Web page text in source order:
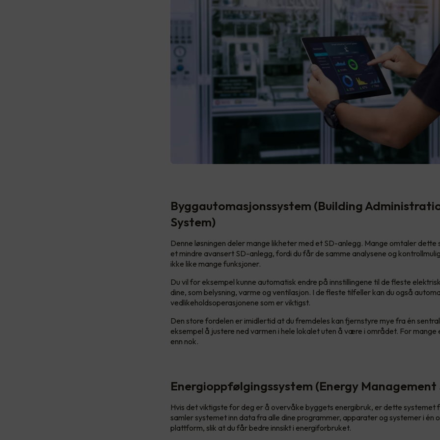
Byggautomasjonssystem (Building
System)
Denne løsningen deler mange likheter med et SD-anlegg. Mange omtaler dette
et mindre avansert SD-anlegg, fordi du får de samme analysene og
ikke like mange funksjoner.
Du vil for eksempel kunne automatisk endre på innstillingene til de fleste
dine, som belysning, varme og ventilasjon. I de fleste tilfeller kan du også
vedlikeholdsoperasjonene som er viktigst.
Den store fordelen er imidlertid at du fremdeles kan fjernstyre mye fra én
eksempel å justere ned varmen i hele lokalet uten å være i området. For
enn nok.
Energioppfølgingssystem (Energy Management
Hvis det viktigste for deg er å overvåke byggets energibruk, er dette systemet
samler systemet inn data fra alle dine programmer, apparater og systemer i én
plattform, slik at du får bedre innsikt i energiforbruket.